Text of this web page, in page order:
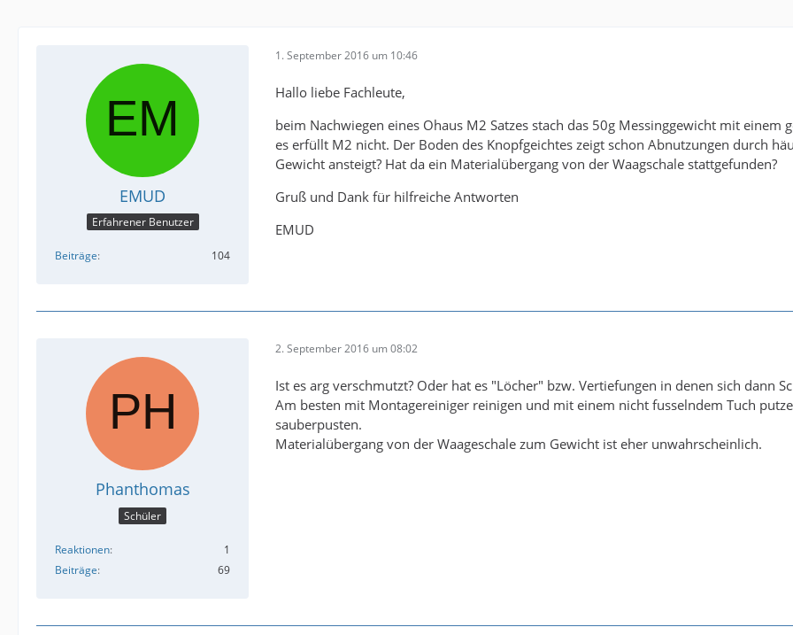
EMUD
Erfahrener Benutzer
Beiträge 104
1. September 2016 um 10:46
Hallo liebe Fachleute,
beim Nachwiegen eines Ohaus M2 Satzes stach das 50g Messinggewicht mit einem
es erfüllt M2 nicht. Der Boden des Knopfgeichtes zeigt schon Abnutzungen durch
Gewicht ansteigt? Hat da ein Materialübergang von der Waagschale stattgefunden?
Gruß und Dank für hilfreiche Antworten
EMUD
Phanthomas
Schüler
Reaktionen
1
Beiträge
69
2. September 2016 um 08:02
Ist es arg verschmutzt? Oder hat es "Löcher" bzw. Vertiefungen in denen sich dann
Am besten mit Montagereiniger reinigen und mit einem nicht fusselndem Tuch
sauberpusten.
Materialübergang von der Waageschale zum Gewicht ist eher unwahrscheinlich.